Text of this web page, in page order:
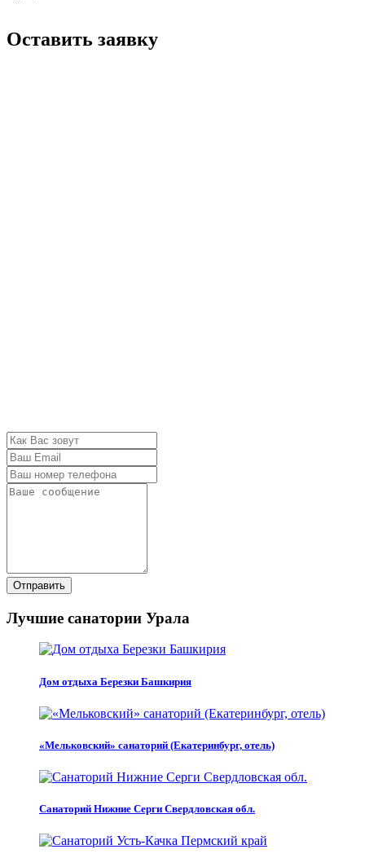
Оставить заявку
Отправить
Лучшие санатории Урала
Дом отдыха Березки Башкирия
«Мельковский» санаторий (Екатеринбург, отель)
Санаторий Нижние Серги Свердловская обл.